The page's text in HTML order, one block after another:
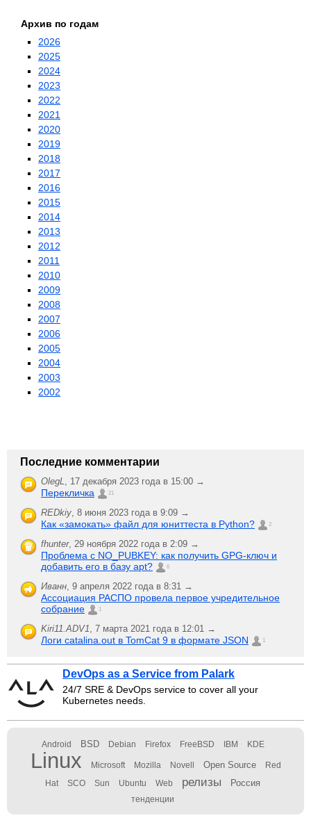
Архив по годам
2026
2025
2024
2023
2022
2021
2020
2019
2018
2017
2016
2015
2014
2013
2012
2011
2010
2009
2008
2007
2006
2005
2004
2003
2002
Последние комментарии
OlegL, 17 декабря 2023 года в 15:00 →
Перекличка 21
REDkiy, 8 июня 2023 года в 9:09 →
Как «замокать» файл для юниттеста в Python? 2
fhunter, 29 ноября 2022 года в 2:09 →
Проблема с NO_PUBKEY: как получить GPG-ключ и
добавить его в базу apt?
6
Иванн, 9 апреля 2022 года в 8:31 →
Ассоциация РАСПО провела первое учредительное
собрание
1
Kiri11.ADV1, 7 марта 2021 года в 12:01 →
Логи catalina.out в TomCat 9 в формате JSON 1
DevOps as a Service from Palark
24/7 SRE & DevOps service to cover all your
Kubernetes needs.
Android BSD Debian Firefox FreeBSD IBM KDE
Linux Microsoft Mozilla Novell Open Source Red
Hat SCO Sun Ubuntu Web релизы Россия
тенденции